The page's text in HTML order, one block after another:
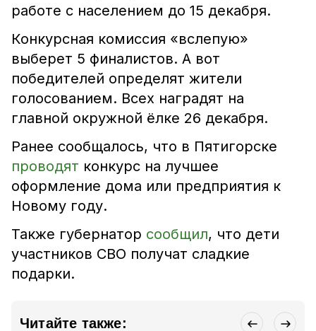
работе с населением до 15 декабря.
Конкурсная комиссия «вслепую»
выберет 5 финалистов. А вот
победителей определят жители
голосованием. Всех наградят на
главной окружной ёлке 26 декабря.
Ранее сообщалось, что в Пятигорске
проводят конкурс на лучшее
оформление дома или предприятия к
Новому году.
Также губернатор сообщил, что дети
участников СВО получат сладкие
подарки.
Читайте также: